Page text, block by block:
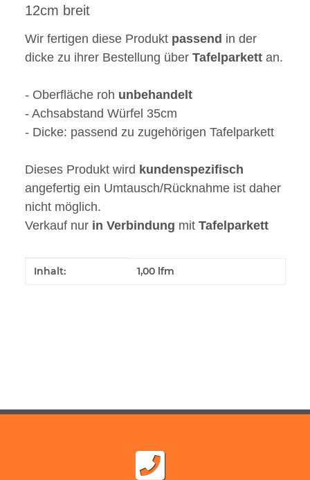
12cm breit
Wir fertigen diese Produkt passend in der
dicke zu ihrer Bestellung über Tafelparkett an.
- Oberfläche roh unbehandelt
- Achsabstand Würfel 35cm
- Dicke: passend zu zugehörigen Tafelparkett
Dieses Produkt wird kundenspezifisch
angefertig ein Umtausch/Rücknahme ist daher
nicht möglich.
Verkauf nur in Verbindung mit Tafelparkett
Produkteigenschaft
Wert
Inhalt: 1,00 lfm